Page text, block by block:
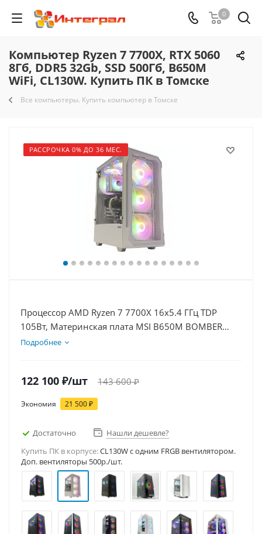
0
Компьютер Ryzen 7 7700X, RTX 5060
8Гб, DDR5 32Gb, SSD 500Гб, B650M
WiFi, CL130W. Купить ПК в Томске
Все компьютеры. Купить компьютер в Томске
РАССРОЧКА 0% ДО 36 МЕС.
Процессор AMD Ryzen 7 7700X 16x5.4 ГГц TDP
105Вт, Материнская плата MSI B650M BOMBER
WIFI, Видеокарта RTX 5060 8Гб, Память
Подробнее
122 100 ₽/шт 143 600₽
Экономия 21 500₽
Достаточно
Нашли дешевле?
Купить ПК в корпусе:CL130W c одним FRGB вентилятором.
Доп. вентиляторы 500р./шт.